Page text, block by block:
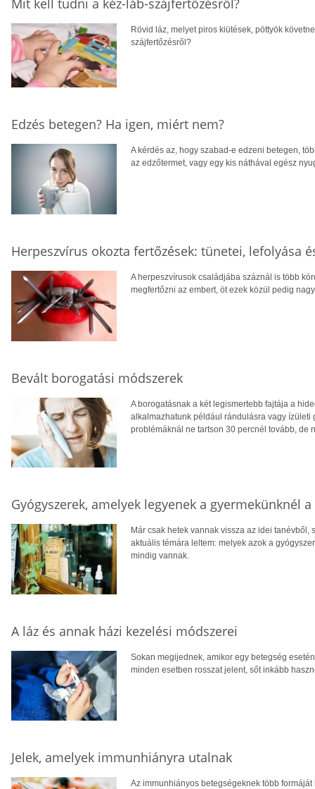
Mit kell tudni a kéz-láb-szájfertőzésről?
Rövid láz, melyet piros kiütések, pöttyök
szájfertőzésről?
Edzés betegen? Ha igen, miért nem?
A kérdés az, hogy szabad-e edzeni betegen,
az edzőtermet, vagy egy kis náthával egész
Herpeszvírus okozta fertőzések: tünetei, lefolyása
A herpeszvírusok családjába száznál is több
megfertőzni az embert, öt ezek közül pedig
Bevált borogatási módszerek
A borogatásnak a két legismertebb fajtája a
alkalmazhatunk például rándulásra vagy
problémáknál ne tartson 30 percnél tovább, de
Gyógyszerek, amelyek legyenek a gyermekünknél
Már csak hetek vannak vissza az idei
aktuális témára leltem: melyek azok a
mindig vannak.
A láz és annak házi kezelési módszerei
Sokan megijednek, amikor egy betegség
minden esetben rosszat jelent, sőt inkább
Jelek, amelyek immunhiányra utalnak
Az immunhiányos betegségeknek több